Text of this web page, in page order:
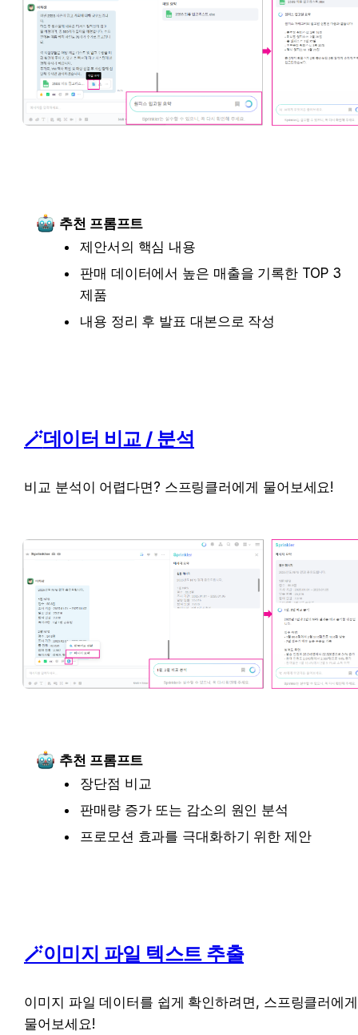
추천 프롬프트
제안서의 핵심 내용
판매 데이터에서 높은 매출을 기록한 TOP 3
제품
내용 정리 후 발표 대본으로 작성
🪄데이터 비교 / 분석
비교 분석이 어렵다면? 스프링클러에게 물어보세요!
추천 프롬프트
장단점 비교
판매량 증가 또는 감소의 원인 분석
프로모션 효과를 극대화하기 위한 제안
🪄이미지 파일 텍스트 추출
이미지 파일 데이터를 쉽게 확인하려면, 스프링클러에게
물어보세요!